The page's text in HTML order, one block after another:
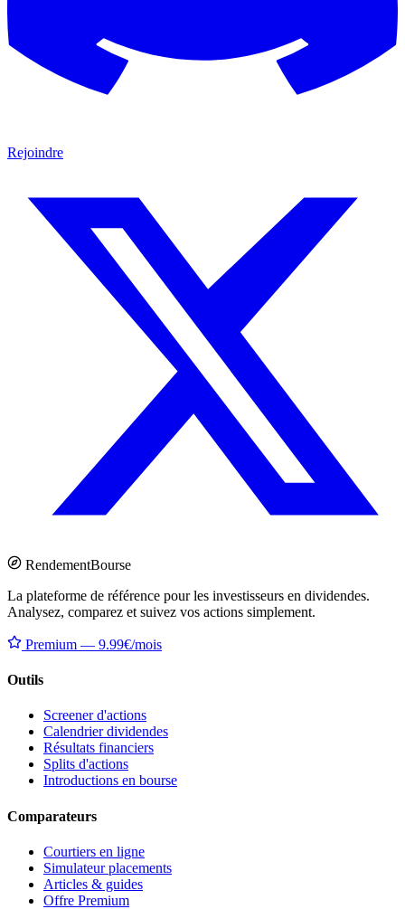
Rejoindre
RendementBourse
La plateforme de référence pour les investisseurs en dividendes.
Analysez, comparez et suivez vos actions simplement.
Premium — 9.99€/mois
Outils
Screener d'actions
Calendrier dividendes
Résultats financiers
Splits d'actions
Introductions en bourse
Comparateurs
Courtiers en ligne
Simulateur placements
Articles & guides
Offre Premium